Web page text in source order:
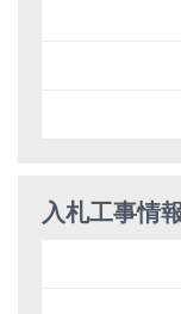
入札工事情